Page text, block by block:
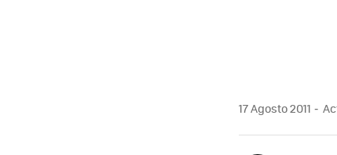
17 Agosto 2011